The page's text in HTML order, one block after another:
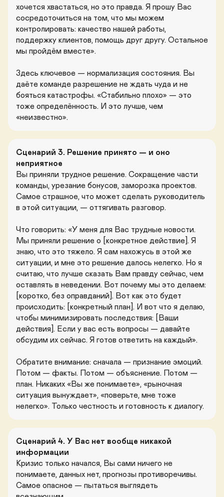
хочется хвастаться, но это правда. Я прошу Вас
сосредоточиться на том, что мы можем
контролировать: качество нашей работы,
поддержку клиентов, помощь друг другу. Остальное
мы пройдём вместе».
Здесь ключевое — нормализация состояния. Вы
даёте команде разрешение не ждать чуда и не
бояться катастрофы. «Стабильно плохо» — это
тоже определённость. И это лучше, чем
«неизвестно».
Сценарий 3. Решение принято — и оно
неприятное
Вы приняли трудное решение. Сокращение части
команды, урезание бонусов, заморозка проектов.
Самое страшное, что может сделать руководитель
в этой ситуации, — оттягивать разговор.
Что говорить: «У меня для Вас трудные новости.
Мы приняли решение о [конкретное действие]. Я
знаю, что это тяжело. Я сам нахожусь в этой же
ситуации, и мне это решение далось нелегко. Но я
считаю, что лучше сказать Вам правду сейчас, чем
оставлять в неведении. Вот почему мы это делаем:
[коротко, без оправданий]. Вот как это будет
происходить: [конкретный план]. И вот что я делаю,
чтобы минимизировать последствия: [Ваши
действия]. Если у вас есть вопросы — давайте
обсудим их сейчас. Я готов ответить на каждый».
Обратите внимание: сначала — признание эмоций.
Потом — факты. Потом — объяснение. Потом —
план. Никаких «Вы же понимаете», «рыночная
ситуация вынуждает», «поверьте, мне тоже
нелегко». Только честность и готовность к диалогу.
Сценарий 4. У Вас нет вообще никакой
информации
Кризис только начался, Вы сами ничего не
понимаете, данных нет, прогнозы противоречивы.
Самое опасное — пытаться выглядеть